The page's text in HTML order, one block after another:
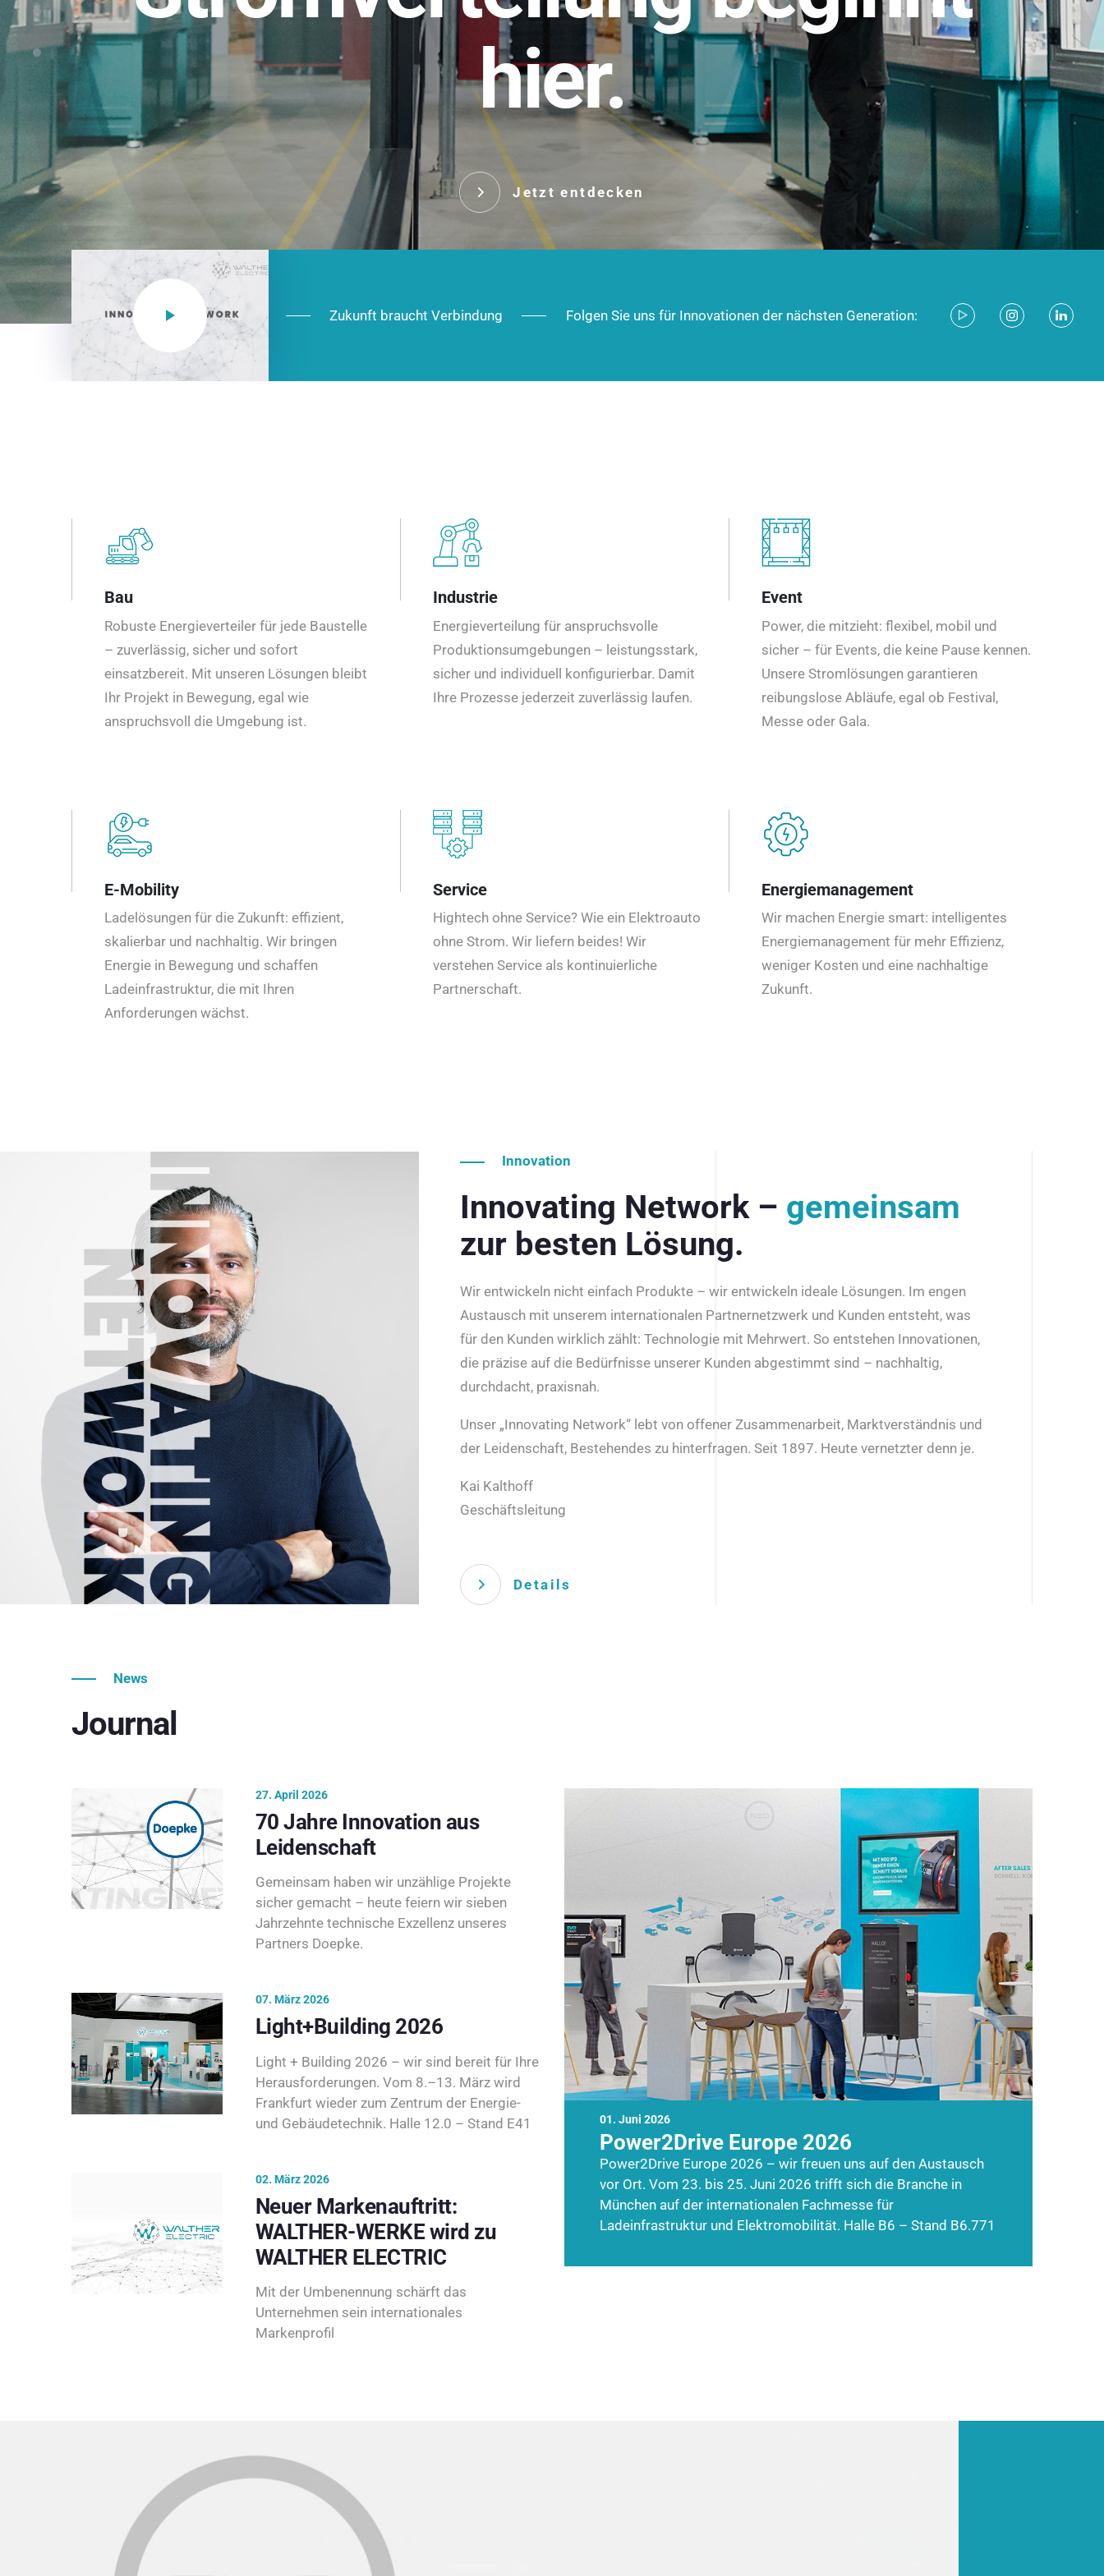
hier.
Jetzt entdecken
NEO CEE: Energieverteilung mit System. Robust im Alltag,
effizient in der Installation, zukunftsfähig im Ausbau.
Das innovative Stecksystem für industrielle Anwendungen –
robust, IP-geschützt und zukunftsfähig.
Jetzt entdecken
Zukunft braucht Verbindung Folgen Sie uns für Innovationen der nächsten Generation:
Bau
Robuste Energieverteiler für jede Baustelle
– zuverlässig, sicher und sofort
einsatzbereit. Mit unseren Lösungen bleibt
Ihr Projekt in Bewegung, egal wie
anspruchsvoll die Umgebung ist.
Industrie
Energieverteilung für anspruchsvolle
Produktionsumgebungen – leistungsstark,
sicher und individuell konfigurierbar. Damit
Ihre Prozesse jederzeit zuverlässig laufen.
Event
Power, die mitzieht: flexibel, mobil und
sicher – für Events, die keine Pause kennen.
Unsere Stromlösungen garantieren
reibungslose Abläufe, egal ob Festival,
Messe oder Gala.
E-Mobility
Ladelösungen für die Zukunft: effizient,
skalierbar und nachhaltig. Wir bringen
Energie in Bewegung und schaffen
Ladeinfrastruktur, die mit Ihren
Anforderungen wächst.
Service
Hightech ohne Service? Wie ein Elektroauto
ohne Strom. Wir liefern beides! Wir
verstehen Service als kontinuierliche
Partnerschaft.
Energiemanagement
Wir machen Energie smart: intelligentes
Energiemanagement für mehr Effizienz,
weniger Kosten und eine nachhaltige
Zukunft.
Innovation
Innovating Network – gemeinsam
zur besten Lösung.
Wir entwickeln nicht einfach Produkte – wir entwickeln ideale Lösungen. Im engen
Austausch mit unserem internationalen Partnernetzwerk und Kunden entsteht, was
für den Kunden wirklich zählt: Technologie mit Mehrwert. So entstehen Innovationen,
die präzise auf die Bedürfnisse unserer Kunden abgestimmt sind – nachhaltig,
durchdacht, praxisnah.
Unser „Innovating Network“ lebt von offener Zusammenarbeit, Marktverständnis und
der Leidenschaft, Bestehendes zu hinterfragen. Seit 1897. Heute vernetzter denn je.
Kai Kalthoff
Geschäftsleitung
Details
News
Journal
01. Juni 2026
Power2Drive Europe 2026
Power2Drive Europe 2026 – wir freuen uns auf den Austausch
vor Ort. Vom 23. bis 25. Juni 2026 trifft sich die Branche in
München auf der internationalen Fachmesse für
Ladeinfrastruktur und Elektromobilität. Halle B6 – Stand B6.771
27. April 2026
70 Jahre Innovation aus
Leidenschaft
Gemeinsam haben wir unzählige Projekte
sicher gemacht – heute feiern wir sieben
Jahrzehnte technische Exzellenz unseres
Partners Doepke.
07. März 2026
Light+Building 2026
Light + Building 2026 – wir sind bereit für Ihre
Herausforderungen. Vom 8.–13. März wird
Frankfurt wieder zum Zentrum der Energie-
und Gebäudetechnik. Halle 12.0 – Stand E41
02. März 2026
Neuer Markenauftritt:
WALTHER-WERKE wird zu
WALTHER ELECTRIC
Mit der Umbenennung schärft das
Unternehmen sein internationales
Markenprofil